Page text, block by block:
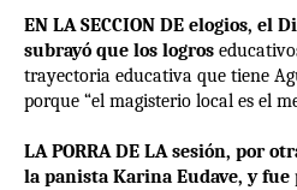
EN LA SECCION DE elogios, el
subrayó que los logros
trayectoria educativa que tiene
porque “el magisterio local es el
LA PORRA DE LA sesión, por
la panista Karina Eudave, y fue